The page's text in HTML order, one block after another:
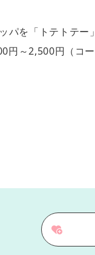
パを「トテトテ
円～2,500円（コ